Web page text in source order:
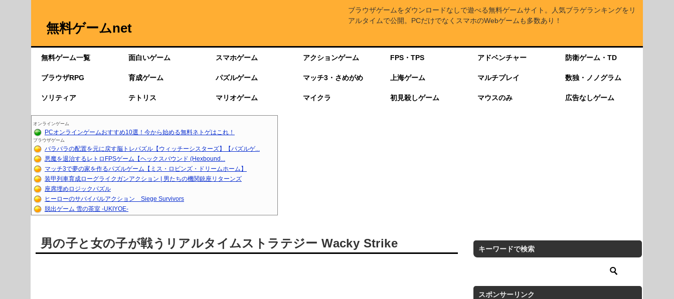
無料ゲームnet
ブラウザゲームをダウンロードなしで遊べる無料ゲームサイト。人気ブラゲランキングをリ
アルタイムで公開。PCだけでなくスマホのWebゲームも多数あり！
無料ゲーム一覧 面白いゲーム スマホゲーム アクションゲーム FPS・TPS アドベンチャー 防衛ゲーム・TD
ブラウザRPG 育成ゲーム パズルゲーム マッチ3・さめがめ 上海ゲーム マルチプレイ 数独・ノノグラム
ソリティア テトリス マリオゲーム マイクラ 初見殺しゲーム マウスのみ 広告なしゲーム
オンラインゲーム
PCオンラインゲームおすすめ10選！今から始める無料ネトゲはこれ！
ブラウザゲーム
バラバラの配置を元に戻す脳トレパズル【ウィッチーシスターズ】【パズルゲ...
悪魔を退治するレトロFPSゲーム【ヘックスバウンド (Hexbound...
マッチ3で夢の家を作るパズルゲーム【ミス・ロビンズ・ドリームホーム】
装甲列車育成ローグライクガンアクション | 男たちの機関銃座リターンズ
座席埋めロジックパズル
ヒーローのサバイバルアクション Siege Survivors
脱出ゲーム 雪の茶室 -UKIYOE-
男の子と女の子が戦うリアルタイムストラテジー Wacky Strike キーワードで検索
スポンサーリンク